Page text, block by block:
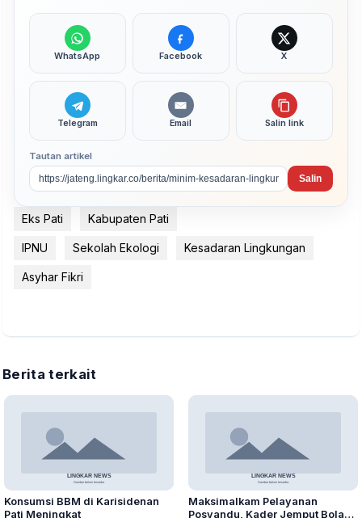
WhatsApp Facebook X
Telegram Email Salin link
Tautan artikel
Salin
Eks Pati Kabupaten Pati
IPNU Sekolah Ekologi Kesadaran Lingkungan
Asyhar Fikri
Berita terkait
Konsumsi BBM di Karisidenan
Pati Meningkat
Maksimalkam Pelayanan
Posyandu, Kader Jemput Bola